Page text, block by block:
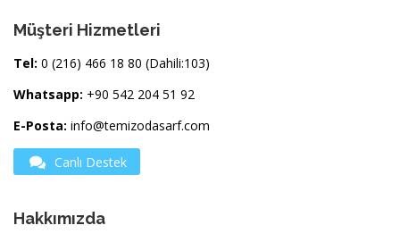
Müşteri Hizmetleri
Tel: 0 (216) 466 18 80 (Dahili:103)
Whatsapp: +90 542 204 51 92
E-Posta: info@temizodasarf.com
Canlı Destek
Hakkımızda